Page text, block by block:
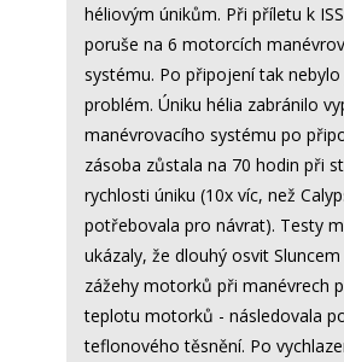
héliovým únikům. Při příletu k
poruše na 6 motorcích
systému. Po připojení tak
problém. Úniku hélia zabránilo
manévrovacího systému po
zásoba zůstala na 70 hodin při
rychlosti úniku (10x víc, než
potřebovala pro návrat). Testy
ukázaly, že dlouhý osvit
zážehy motorků při manévrech
teplotu motorků - následovala
teflonového těsnění. Po